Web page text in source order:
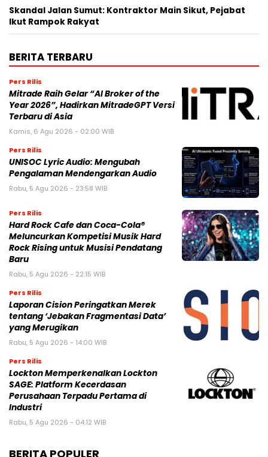
Skandal Jalan Sumut: Kontraktor Main Sikut, Pejabat
Ikut Rampok Rakyat
BERITA TERBARU
Pers Rilis
Mitrade Raih Gelar “AI Broker of the
Year 2026”, Hadirkan MitradeGPT Versi
Terbaru di Asia
Kamis, 6 Agu 2026 - 02:00 WIB
Pers Rilis
UNISOC Lyric Audio: Mengubah
Pengalaman Mendengarkan Audio
Rabu, 5 Agu 2026 - 23:58 WIB
Pers Rilis
Hard Rock Cafe dan Coca-Cola®
Meluncurkan Kompetisi Musik Hard
Rock Rising untuk Musisi Pendatang
Baru
Rabu, 5 Agu 2026 - 22:15 WIB
Pers Rilis
Laporan Cision Peringatkan Merek
tentang ‘Jebakan Fragmentasi Data’
yang Merugikan
Rabu, 5 Agu 2026 - 14:00 WIB
Pers Rilis
Lockton Memperkenalkan Lockton
SAGE: Platform Kecerdasan
Perusahaan Terpadu Pertama di
Industri
Rabu, 5 Agu 2026 - 04:12 WIB
BERITA POPULER